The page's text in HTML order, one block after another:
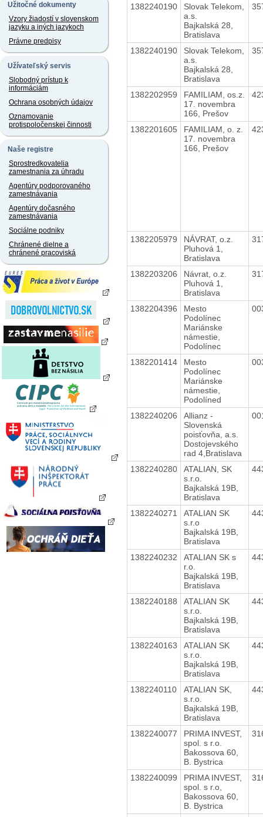
Užitočné dokumenty
Vzory žiadostí v slovenskom
jazyku a iných jazykoch
Právne predpisy
Užívateľský servis
Slobodný prístup k
informáciám
Ochrana osobných údajov
Oznamovanie
protispoločenskej činnosti
Naše registre
Sprostredkovatelia
zamestnania za úhradu
Agentúry podporovaného
zamestnávania
Agentúry dočasného
zamestnávania
Sociálne podniky
Chránené dielne a
chránené pracoviská
1382240190
Slovak Telekom,
a.s.
Bajkalská 28,
Bratislava
1382240190
Slovak Telekom,
a.s.
Bajkalská 28,
Bratislava
1382202959
FAMILIAM, os.z.
17. novembra
166, Prešov
1382201605
FAMILIAM, o. z.
17. novembra
166, Prešov
1382205979
NÁVRAT, o.z.
Pluhová 1,
Bratislava
1382203206
Návrat, o.z.
Pluhová 1,
Bratislava
1382204396
Mesto
Podolínec
Mariánske
námestie,
Podolínec
1382201414
Mesto
Podolínec
Mariánske
námestie,
Podolíned
1382240206
Allianz -
Slovenská
poisťovňa, a.s.
Dostojevského
rad 4,Bratislava
1382240280
ATALIAN, SK
s.r.o.
Bajkalská 19B,
Bratislava
1382240271
ATALIAN SK
s.r.o
Bajkalská 19B,
Bratislava
1382240232
ATALIAN SK s
r.o.
Bajkalská 19B,
Bratislava
1382240188
ATALIAN SK
s.r.o.
Bajkalská 19B,
Bratislava
1382240163
ATALIAN SK
s.r.o.
Bajkalská 19B,
Bratislava
1382240110
ATALIAN SK,
s.r.o.
Bajkalská 19B,
Bratislava
1382240077
PRIMA INVEST,
spol. s r.o.
Bakossova 60,
B. Bystrica
1382240099
PRIMA INVEST,
spol. s r.o,
Bakossova 60,
B. Bystrica